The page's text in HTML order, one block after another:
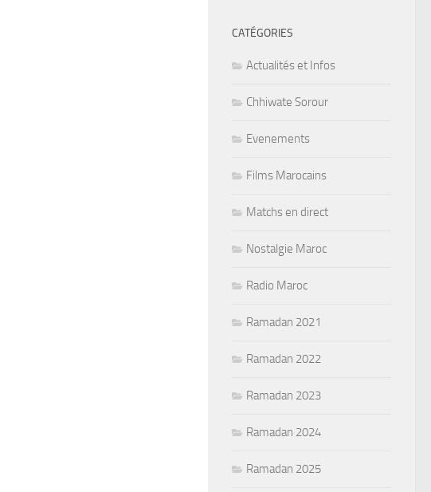
CATÉGORIES
Actualités et Infos
Chhiwate Sorour
Evenements
Films Marocains
Matchs en direct
Nostalgie Maroc
Radio Maroc
Ramadan 2021
Ramadan 2022
Ramadan 2023
Ramadan 2024
Ramadan 2025